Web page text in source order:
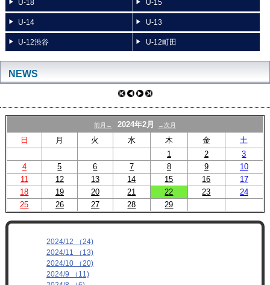
スケジュール
スタッフ紹介
プロフィール
リンク
U-18 U-15
U-14 U-13
U-12渋谷 U-12町田
NEWS
前月← 2024年2月 →次月
日 月 火 水 木 金
土
1
2
3
4
5 6 7 8 9
10
11
12 13 14 15 16
17
18
19 20 21 22 23
24
25
26 27 28 29
2024/12 （24)
2024/11 （13)
2024/10 （20)
2024/9 （11)